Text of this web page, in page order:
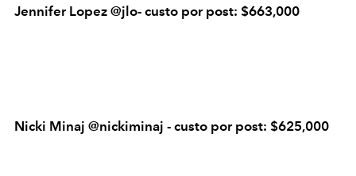
Jennifer Lopez @jlo- custo por post: $663,000
Nicki Minaj @nickiminaj - custo por post: $625,000